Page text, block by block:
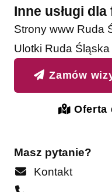
Inne usługi
Strony www Ruda
Ulotki Ruda Śląska
Zamów
Oferta
Masz pytanie?
Kontakt